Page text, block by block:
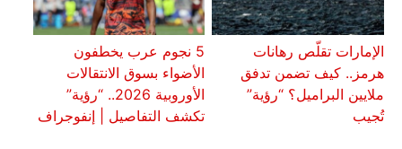
الإمارات تقلّص رهانات
هرمز.. كيف تضمن تدفق
ملايين البراميل؟ “رؤية”
تُجيب
5 نجوم عرب يخطفون
الأضواء بسوق الانتقالات
الأوروبية 2026.. “رؤية”
تكشف التفاصيل | إنفوجراف